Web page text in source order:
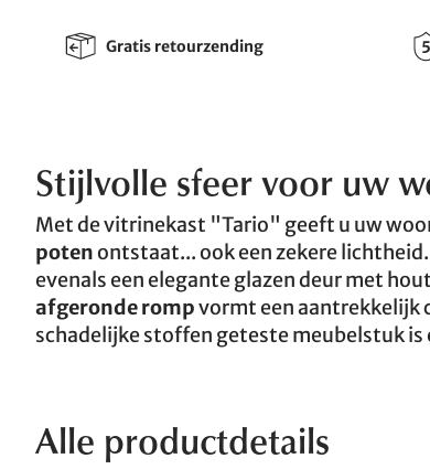
Gratis retourzending
Stijlvolle sfeer voor uw
Met de vitrinekast "Tario" geeft u uw
potenontstaat... ook een zekere
evenals een elegante glazen deur met
afgeronde rompvormt een aantrekkelijk
schadelijke stoffen geteste meubelstuk
Alle productdetails